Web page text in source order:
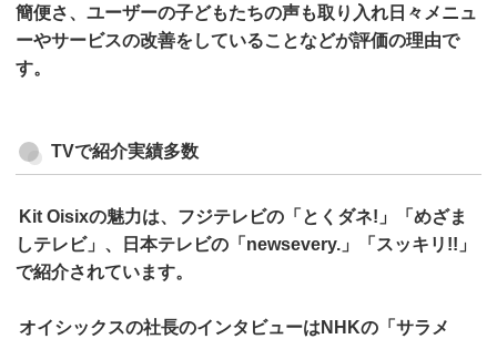
簡便さ、ユーザーの子どもたちの声も取り入れ日々メニュ
ーやサービスの改善をしていることなどが評価の理由で
す。
TVで紹介実績多数
Kit Oisixの魅力は、フジテレビの「とくダネ!」「めざま
しテレビ」、日本テレビの「newsevery.」「スッキリ!!」
で紹介されています。
オイシックスの社長のインタビューはNHKの「サラメ